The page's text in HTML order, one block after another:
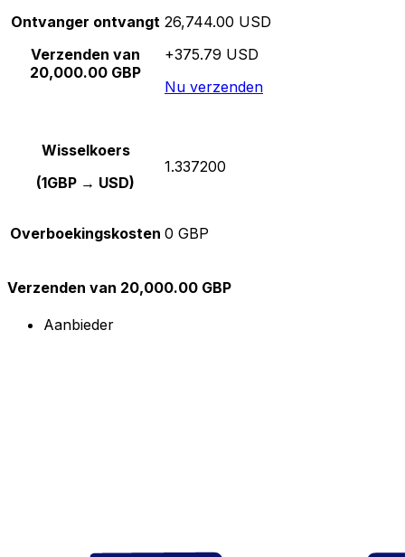
Ontvanger ontvangt
Verzenden van
20,000.00 GBP
26,744.00 USD
+375.79 USD
Nu verzenden
Wisselkoers
(1GBP → USD)
1.337200
Overboekingskosten 0 GBP
Verzenden van 20,000.00 GBP
Aanbieder